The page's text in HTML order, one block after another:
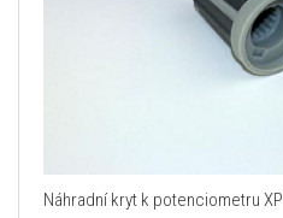
Náhradní kryt k potenciometru XP